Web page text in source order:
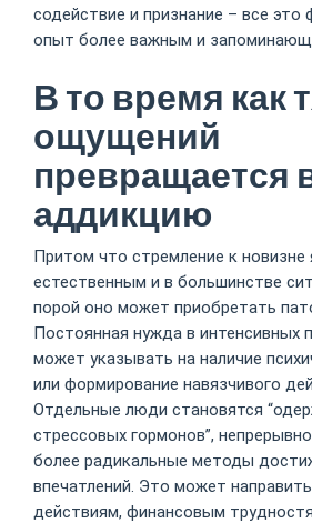
содействие и признание – все это
опыт более важным и
В то время как
ощущений
превращается
аддикцию
Притом что стремление к новизне
естественным и в большинстве
порой оно может приобретать
Постоянная нужда в интенсивных
может указывать на наличие
или формирование навязчивого
Отдельные люди становятся
стрессовых гормонов”,
более радикальные методы
впечатлений. Это может
действиям, финансовым